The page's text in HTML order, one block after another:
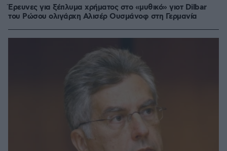
Έρευνες για ξέπλυμα χρήματος στο «μυθικό» γιοτ Dilbar
του Ρώσου ολιγάρχη Αλισέρ Ουσμάνοφ στη Γερμανία